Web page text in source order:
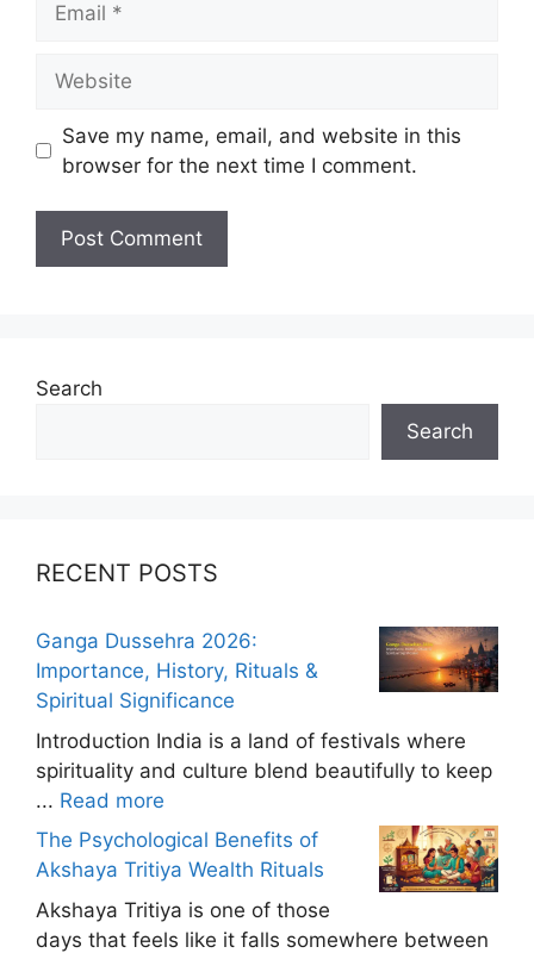
Save my name, email, and website in this
browser for the next time I comment.
Search
Search
RECENT POSTS
Ganga Dussehra 2026:
Importance, History, Rituals &
Spiritual Significance
Introduction India is a land of festivals where
spirituality and culture blend beautifully to keep
... Read more
The Psychological Benefits of
Akshaya Tritiya Wealth Rituals
Akshaya Tritiya is one of those
days that feels like it falls somewhere between